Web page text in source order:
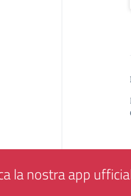
la nostra app